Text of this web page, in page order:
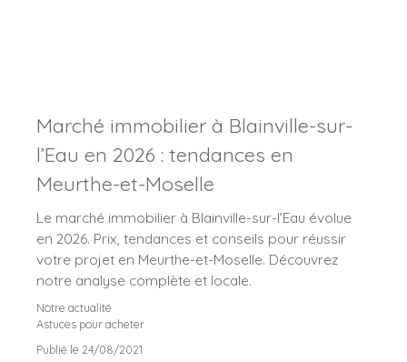
Marché immobilier à Blainville-sur-
l’Eau en 2026 : tendances en
Meurthe-et-Moselle
Le marché immobilier à Blainville-sur-l’Eau évolue
en 2026. Prix, tendances et conseils pour réussir
votre projet en Meurthe-et-Moselle. Découvrez
notre analyse complète et locale.
Notre actualité
Astuces pour acheter
Publié le 24/08/2021